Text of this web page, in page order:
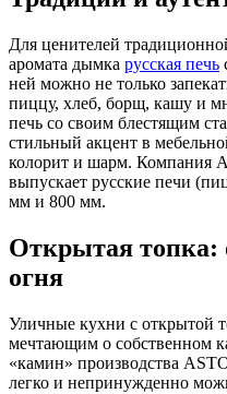
Для ценителей
аромата дымка русская печь
ней можно не только
пиццу, хлеб, борщ, кашу и
печь со своим блестящим
стильный акцент в
колорит и шарм.
выпускает русские печи
мм и 800 мм.
Открытая топка:
огня
Уличные кухни с открытой
мечтающим о собственном
«камин» производства
легко и непринужденно